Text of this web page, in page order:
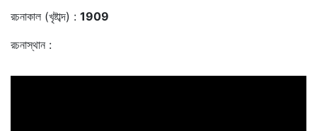
রচনাকাল (খৃষ্টাব্দ) : 1909
রচনাস্থান :